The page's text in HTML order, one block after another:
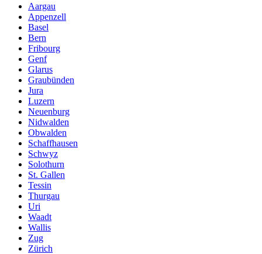
Aargau
Appenzell
Basel
Bern
Fribourg
Genf
Glarus
Graubünden
Jura
Luzern
Neuenburg
Nidwalden
Obwalden
Schaffhausen
Schwyz
Solothurn
St. Gallen
Tessin
Thurgau
Uri
Waadt
Wallis
Zug
Zürich